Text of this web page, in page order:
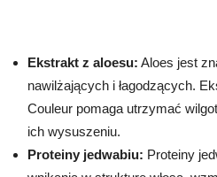
Ekstrakt z aloesu: Aloes jest
nawilżających i łagodzących.
Couleur pomaga utrzymać
ich wysuszeniu.
Proteiny jedwabiu: Proteiny